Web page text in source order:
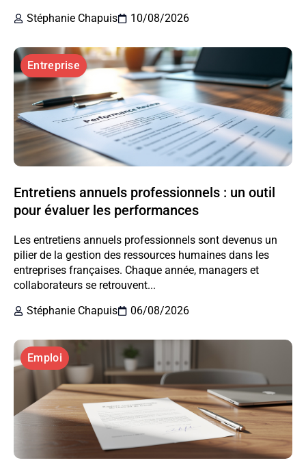
Stéphanie Chapuis
10/08/2026
Entreprise
Entretiens annuels professionnels : un outil
pour évaluer les performances
Les entretiens annuels professionnels sont devenus un
pilier de la gestion des ressources humaines dans les
entreprises françaises. Chaque année, managers et
collaborateurs se retrouvent...
Stéphanie Chapuis
06/08/2026
Emploi